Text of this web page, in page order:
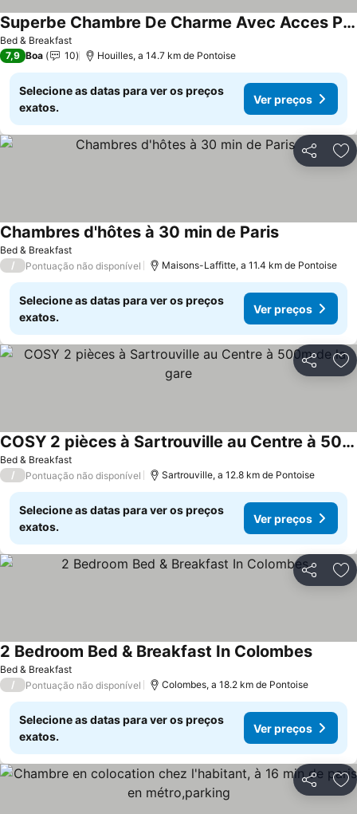
Bed & Breakfast
Superbe Chambre De Charme Avec Acces Privatif
7,9 Boa 10 Houilles, a 14.7 km de Pontoise
Selecione as datas para ver os preços
exatos.
Ver preços
Partilhar
Bed & Breakfast
Chambres d'hôtes à 30 min de Paris
/ Pontuação não disponível Maisons-Laffitte, a 11.4 km de Pontoise
Selecione as datas para ver os preços
exatos.
Ver preços
Partilhar
Bed & Breakfast
COSY 2 pièces à Sartrouville au Centre à 500m de la gare
/ Pontuação não disponível Sartrouville, a 12.8 km de Pontoise
Selecione as datas para ver os preços
exatos.
Ver preços
Partilhar
Bed & Breakfast
2 Bedroom Bed & Breakfast In Colombes
/ Pontuação não disponível Colombes, a 18.2 km de Pontoise
Selecione as datas para ver os preços
exatos.
Ver preços
Partilhar